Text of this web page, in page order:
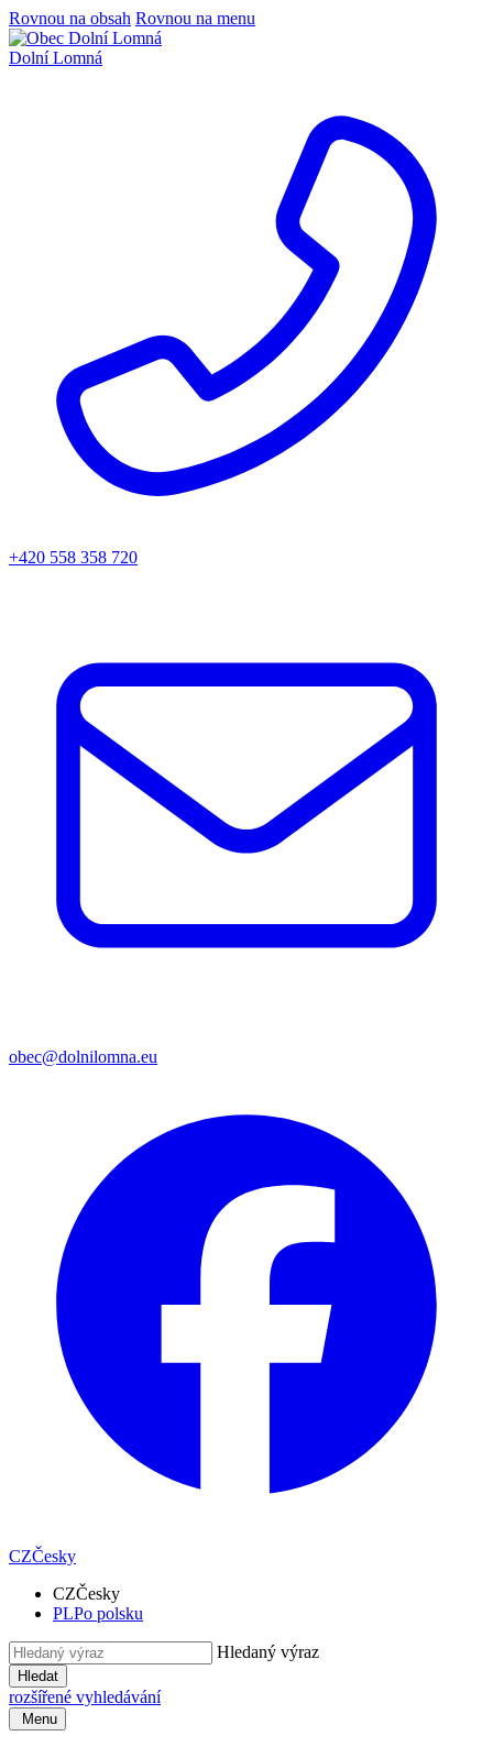
Rovnou na obsah Rovnou na menu
Dolní Lomná
+420 558 358 720
obec@dolnilomna.eu
CZČesky
CZČesky
PLPo polsku
Hledaný výraz
Hledat
rozšířené vyhledávání
Menu